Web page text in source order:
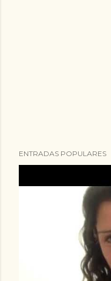
ENTRADAS POPULARES